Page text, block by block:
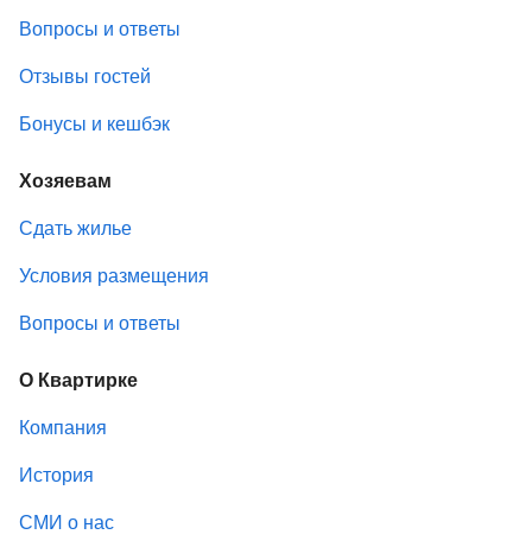
Вопросы и ответы
Отзывы гостей
Бонусы и кешбэк
Хозяевам
Сдать жилье
Условия размещения
Вопросы и ответы
О Квартирке
Компания
История
СМИ о нас